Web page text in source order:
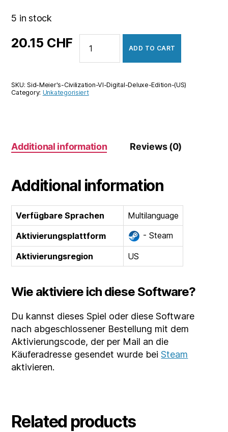
5 in stock
20.15 CHF
Meier's
Civilization
Digital
ADD TO CART
SKU:Sid-Meier's-Civilization-VI-Digital-Deluxe-Edition-(US)
Category: Unkategorisiert
Additional information Reviews (0)
Additional information
Verfügbare Sprachen
Multilanguage
Aktivierungsplattform
- Steam
Aktivierungsregion US
Wie aktiviere ich diese Software?
Du kannst dieses Spiel oder diese Software
nach abgeschlossener Bestellung mit dem
Aktivierungscode, der per Mail an die
Käuferadresse gesendet wurde beiSteam
aktivieren.
Related products